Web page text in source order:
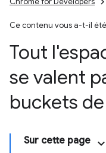
Ce contenu vous a-t-il
Tout
se valent
buckets
Sur cette page